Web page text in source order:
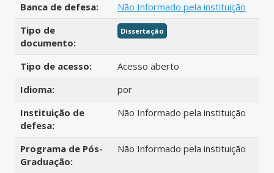
Banca de defesa:
Não Informado pela instituição
Tipo de
documento:
Dissertação
Tipo de acesso:
Acesso aberto
Idioma:
por
Instituição de
defesa:
Não Informado pela instituição
Programa de Pós-
Graduação:
Não Informado pela instituição